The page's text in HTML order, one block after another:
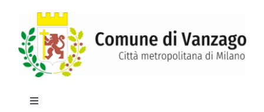
contenuto
Toggle